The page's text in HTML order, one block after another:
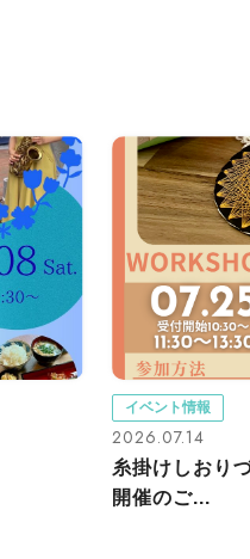
イベント情報
2026.07.14
糸掛けしおり
開催のご...